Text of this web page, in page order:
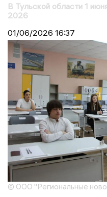
В Тульской области 1
2026
01/06/2026 16:37
© ООО "Региональные